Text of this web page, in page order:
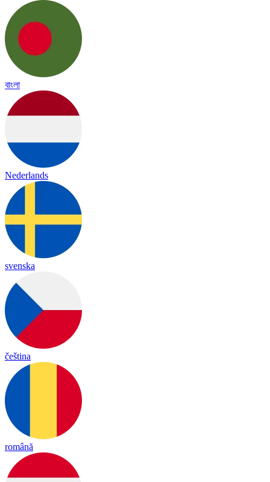
বাংলা
Nederlands
svenska
čeština
română